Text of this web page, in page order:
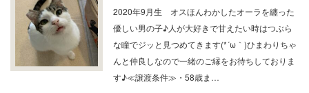
2020年9月生 オスほんわかしたオーラを纏った
優しい男の子♪人が大好きで甘えたい時はつぶら
な瞳でジッと見つめてきます(*´ω｀)ひまわりちゃ
んと仲良しなので一緒のご縁をお待ちしておりま
す♪≪譲渡条件≫・58歳ま…